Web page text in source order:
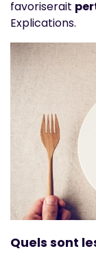
favoriserait
Explications.
Quels sont